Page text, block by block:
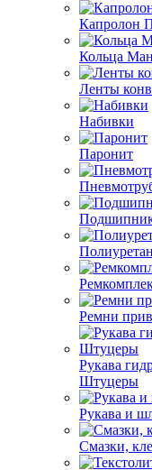
Капролон
Кольца
Ленты
Набивки
Паронит
Полиуретан
Ремни
Рукава
Штуцеры
Рукава и
Смазки,